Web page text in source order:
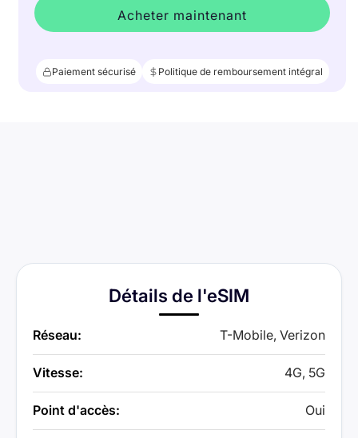
Acheter maintenant
Paiement sécurisé Politique de remboursement intégral
Détails de l'eSIM
Réseau: T-Mobile, Verizon
Vitesse: 4G, 5G
Point d'accès: Oui